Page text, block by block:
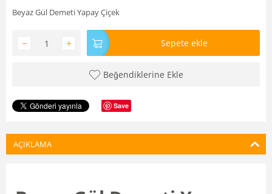
Beyaz Gül Demeti Yapay Çiçek
+
− Sepete ekle
Beğendiklerine Ekle
Save
AÇIKLAMA